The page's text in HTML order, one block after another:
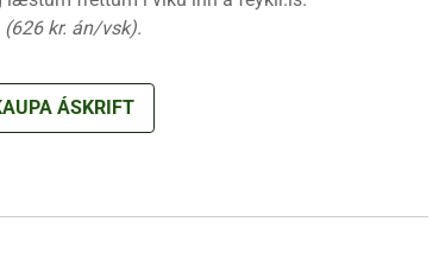
(626 kr. án/vsk).
ÁSKRIFT